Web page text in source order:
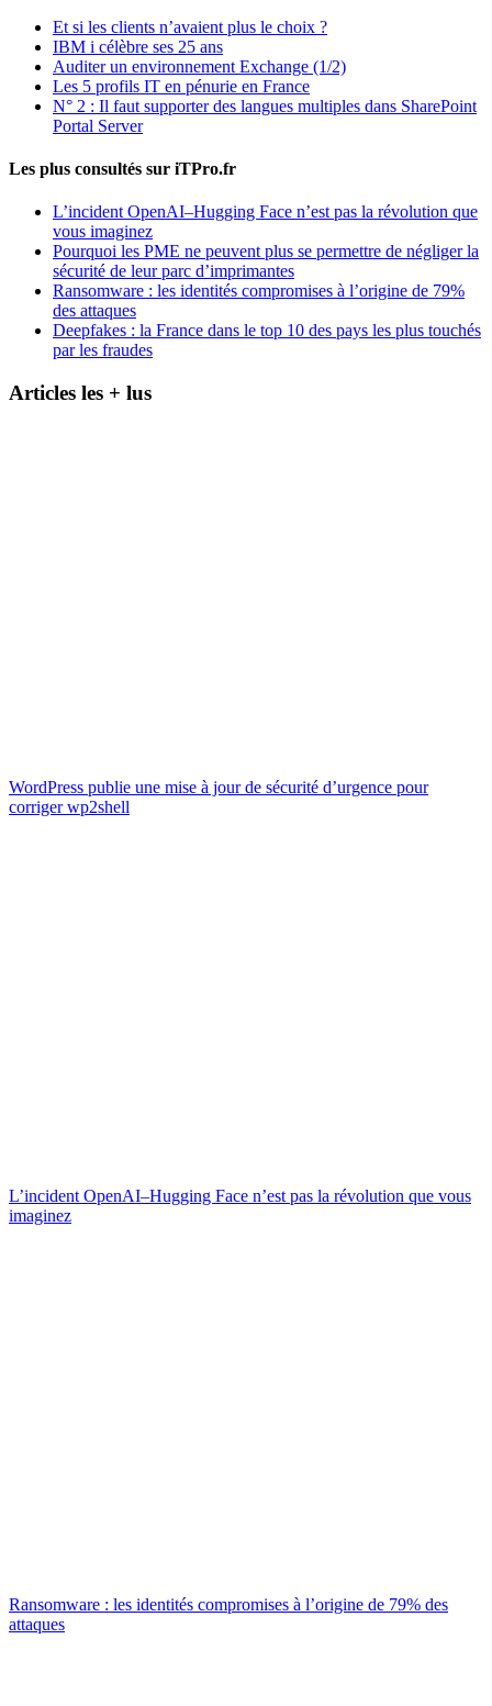
Et si les clients n’avaient plus le choix ?
IBM i célèbre ses 25 ans
Auditer un environnement Exchange (1/2)
Les 5 profils IT en pénurie en France
N° 2 : Il faut supporter des langues multiples dans SharePoint
Portal Server
Les plus consultés sur iTPro.fr
L’incident OpenAI–Hugging Face n’est pas la révolution que
vous imaginez
Pourquoi les PME ne peuvent plus se permettre de négliger la
sécurité de leur parc d’imprimantes
Ransomware : les identités compromises à l’origine de 79%
des attaques
Deepfakes : la France dans le top 10 des pays les plus touchés
par les fraudes
Articles les + lus
WordPress publie une mise à jour de sécurité d’urgence pour
corriger wp2shell
L’incident OpenAI–Hugging Face n’est pas la révolution que vous
imaginez
Ransomware : les identités compromises à l’origine de 79% des
attaques